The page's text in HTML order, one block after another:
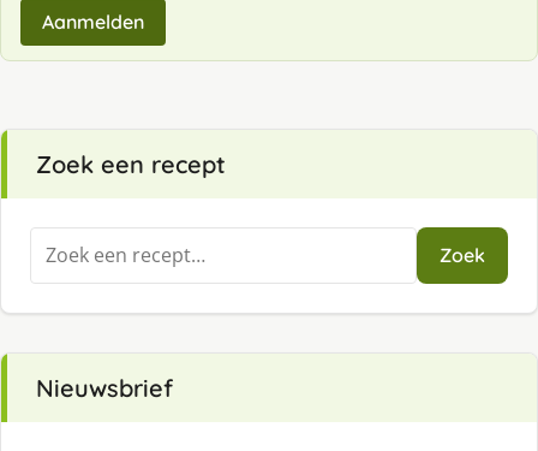
Aanmelden
Zoek een recept
Zoeken
naar:
Zoek
Nieuwsbrief